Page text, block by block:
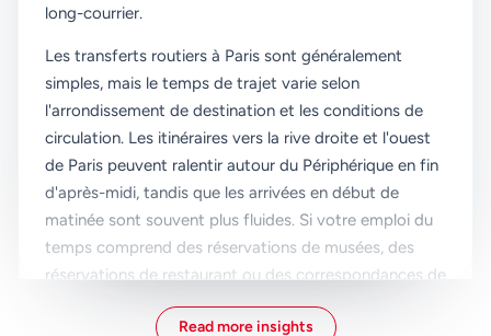
long-courrier.
Les transferts routiers à Paris sont généralement
simples, mais le temps de trajet varie selon
l'arrondissement de destination et les conditions de
circulation. Les itinéraires vers la rive droite et l'ouest
de Paris peuvent ralentir autour du Périphérique en fin
d'après-midi, tandis que les arrivées en début de
matinée sont souvent plus fluides. Si votre emploi du
temps comprend des réservations de musées, des
réservations de restaurant ou des correspondances de
train, prévoyez une marge afin que les retards
n'affectent pas le reste de votre journée.
Read more insights